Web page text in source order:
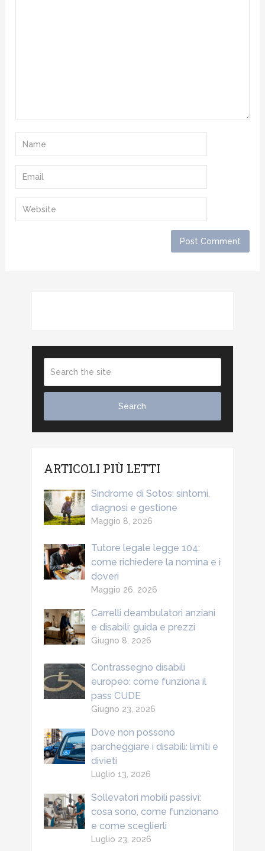
ARTICOLI PIÙ LETTI
Sindrome di Sotos: sintomi,
diagnosi e gestione
Maggio 8, 2026
Tutore legale legge 104:
come richiedere la nomina e i
doveri
Maggio 26, 2026
Carrelli deambulatori anziani
e disabili: guida e prezzi
Giugno 8, 2026
Contrassegno disabili
europeo: come funziona il
pass CUDE
Giugno 23, 2026
Dove non possono
parcheggiare i disabili: limiti e
divieti
Luglio 13, 2026
Sollevatori mobili passivi:
cosa sono, come funzionano
e come sceglierli
Luglio 23, 2026